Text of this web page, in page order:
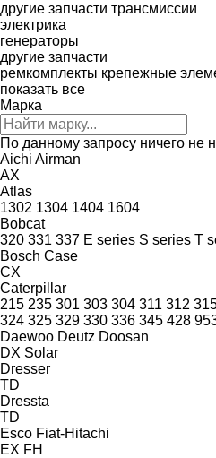
другие запчасти трансмиссии
электрика
генераторы
другие запчасти
ремкомплекты крепежные
показать все
Марка
По данному запросу ничего не
Aichi Airman
AX
Atlas
1302 1304 1404 1604
Bobcat
320 331 337 E series S series T
Bosch Case
CX
Caterpillar
215 235 301 303 304 311 312
324 325 329 330 336 345 428
Daewoo Deutz Doosan
DX Solar
Dresser
TD
Dressta
TD
Esco Fiat-Hitachi
EX FH